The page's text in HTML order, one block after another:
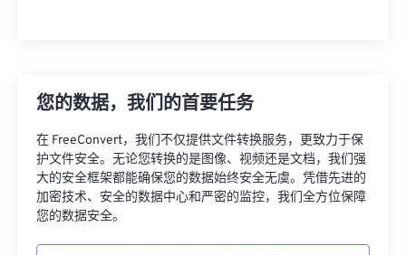
您的数据，我们的首要任务
在 FreeConvert，我们不仅提供文件转换服务，更致力于保
护文件安全。无论您转换的是图像、视频还是文档，我们强
大的安全框架都能确保您的数据始终安全无虞。凭借先进的
加密技术、安全的数据中心和严密的监控，我们全方位保障
您的数据安全。